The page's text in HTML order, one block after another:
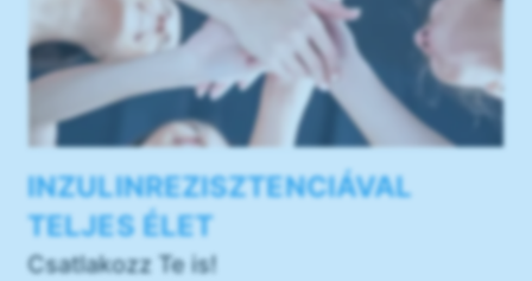
INZULINREZISZTENCIÁVAL
TELJES ÉLET
Csatlakozz Te is!